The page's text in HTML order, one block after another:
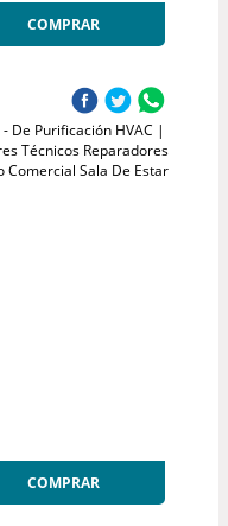
COMPRAR
De Purificación HVAC |
Técnicos Reparadores
Sala De Estar
COMPRAR